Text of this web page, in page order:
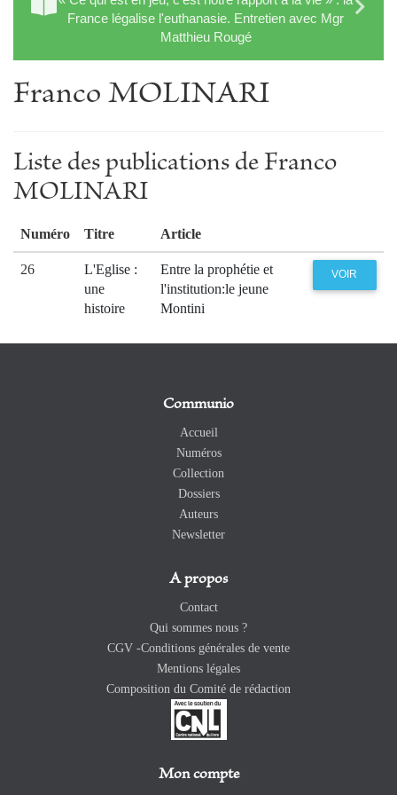
France légalise l'euthanasie. Entretien avec Mgr
Matthieu Rougé
Franco MOLINARI
Liste des publications de Franco
MOLINARI
Numéro Titre Article
26
L'Eglise :
une
histoire
Entre la prophétie et
l'institution:le jeune
Montini
VOIR
Communio
Accueil
Numéros
Collection
Dossiers
Auteurs
Newsletter
A propos
Contact
Qui sommes nous ?
CGV -Conditions générales de vente
Mentions légales
Composition du Comité de rédaction
Mon compte